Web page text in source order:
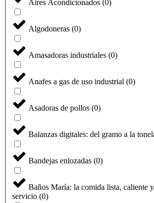
Aires Acondicionados (0)
Algodoneras (0)
Amasadoras industriales (0)
Anafes a gas de uso industrial (0)
Asadoras de pollos (0)
Balanzas digitales: del gramo a la
Bandejas enlozadas (0)
Baños María: la comida lista, caliente
servicio (0)